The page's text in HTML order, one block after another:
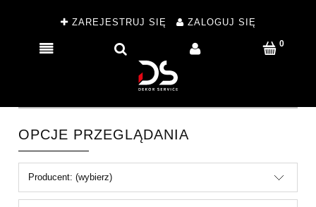
ZAREJESTRUJ SIĘ ZALOGUJ SIĘ
OPCJE PRZEGLĄDANIA
Producent: (wybierz)